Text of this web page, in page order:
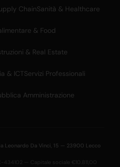
ChainSanità & Healthcare
& Food
& Real Estate
& ICTServizi Professionali
Amministrazione
Leonardo Da Vinci, 15 — 23900 Lecco
434102 — Capitale sociale €10.811,00